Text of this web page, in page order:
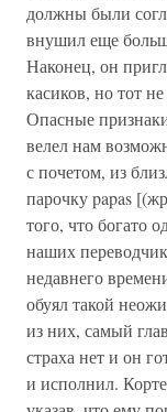
должны были
внушил еще
Наконец, он
касиков, но тот
Опасные
велел нам
с почетом, из
парочку papas
того, что богато
наших
недавнего
обуял такой
из них, самый
страха нет и он
и исполнил.